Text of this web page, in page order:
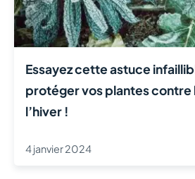
Essayez cette astuce
protéger vos plantes
l’hiver !
4 janvier 2024